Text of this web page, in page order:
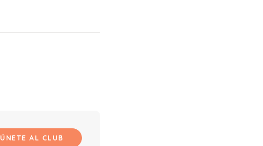
ÚNETE AL CLUB